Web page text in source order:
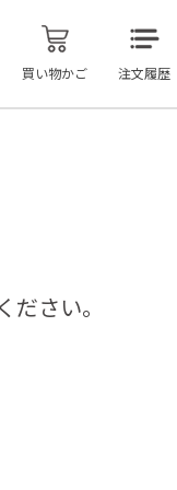
買い物かご 注文履歴
さい。